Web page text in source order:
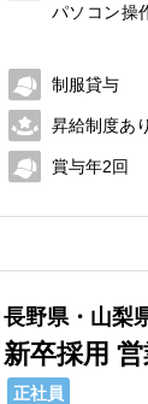
パソコン操
制服貸与
昇給制度あり
賞与年2回
長野県・山梨
新卒採用 営
正社員